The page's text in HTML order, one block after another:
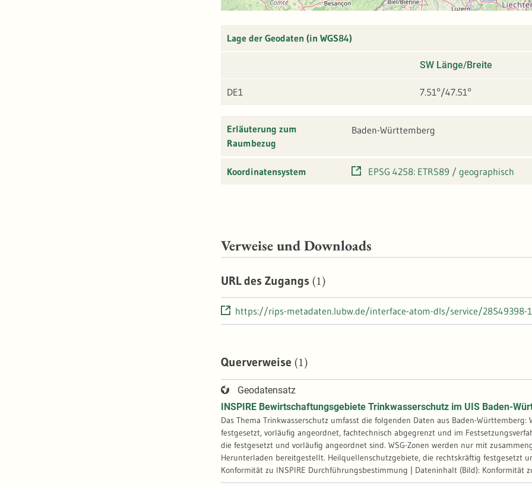
Lage der Geodaten (in WGS84)
SW Länge/Breite
DE1 7.51°/47.51°
Erläuterung zum
Raumbezug
Baden-Württemberg
Koordinatensystem EPSG 4258: ETRS89 / geographisch
Verweise und Downloads
URL des Zugangs (1)
https://rips-metadaten.lubw.de/interface-atom-dls/service/28549398-
Querverweise (1)
Geodatensatz
INSPIRE Bewirtschaftungsgebiete Trinkwasserschutz im UIS Baden-
Das Thema Trinkwasserschutz umfasst die folgenden Daten aus Baden-Württemberg:
festgesetzt, vorläufig angeordnet, fachtechnisch abgegrenzt und im
die festgesetzt und vorläufig angeordnet sind. WSG-Zonen werden nur mit
Herunterladen bereitgestellt. Heilquellenschutzgebiete, die rechtskräftig festgesetzt
Konformität zu INSPIRE Durchführungsbestimmung | Dateninhalt (Bild): Konformität